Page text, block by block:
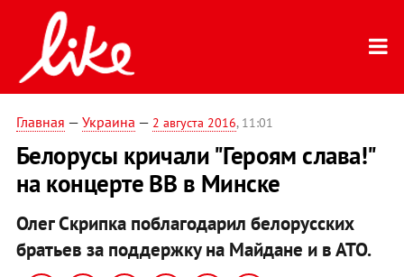
Главная — Украина — 2 августа 2016, 11:01
Белорусы кричали "Героям слава!"
на концерте ВВ в Минске
Олег Скрипка поблагодарил белорусских
братьев за поддержку на Майдане и в АТО.